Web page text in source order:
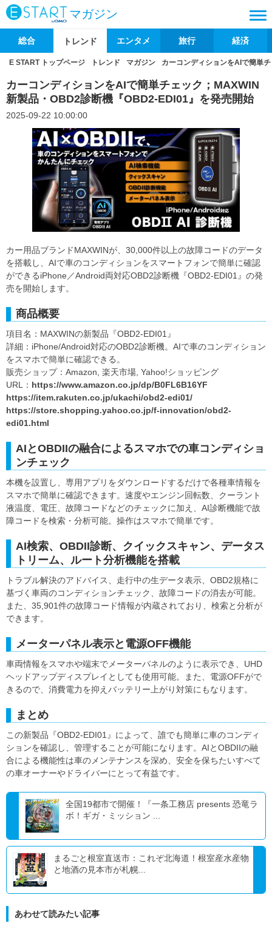
マガジン
総合 トレンド エンタメ 旅行 経済
E START トップページ トレンド マガジン カーコンディションをAIで簡単
カーコンディションをAIで簡単チェック；MAXWIN
新製品・OBD2診断機『OBD2-EDI01』を発売開始
2025-09-22 10:00:00
カー用品ブランドMAXWINが、30,000件以上の故障コードのデータ
を搭載し、AIで車のコンディションをスマートフォンで簡単に確認
ができるiPhone／Android両対応OBD2診断機『OBD2-EDI01』の発
売を開始します。
商品概要
項目名：MAXWINの新製品『OBD2-EDI01』
詳細：iPhone/Android対応のOBD2診断機。AIで車のコンディション
をスマホで簡単に確認できる。
販売ショップ：Amazon, 楽天市場, Yahoo!ショッピング
URL： https://www.amazon.co.jp/dp/B0FL6B16YF
https://item.rakuten.co.jp/ukachi/obd2-edi01/
https://store.shopping.yahoo.co.jp/f-innovation/obd2-
edi01.html
AIとOBDIIの融合によるスマホでの車コンディショ
ンチェック
本機を設置し、専用アプリをダウンロードするだけで各種車情報を
スマホで簡単に確認できます。速度やエンジン回転数、クーラント
液温度、電圧、故障コードなどのチェックに加え、AI診断機能で故
障コードを検索・分析可能。操作はスマホで簡単です。
AI検索、OBDII診断、クイックスキャン、データス
トリーム、ルート分析機能を搭載
トラブル解決のアドバイス、走行中の生データ表示、OBD2規格に
基づく車両のコンディションチェック、故障コードの消去が可能。
また、35,901件の故障コード情報が内蔵されており、検索と分析が
できます。
メーターパネル表示と電源OFF機能
車両情報をスマホや端末でメーターパネルのように表示でき、UHD
ヘッドアップディスプレイとしても使用可能。また、電源OFFがで
きるので、消費電力を抑えバッテリー上がり対策にもなります。
まとめ
この新製品『OBD2-EDI01』によって、誰でも簡単に車のコンディ
ションを確認し、管理することが可能になります。AIとOBDIIの融
合による機能性は車のメンテナンスを深め、安全を保ちたいすべて
の車オーナーやドライバーにとって有益です。
全国19都市で開催！『一条工務店 presents 恐竜ラ
ボ！ギガ・ミッション ...
まるごと根室直送市：これぞ北海道！根室産水産物
と地酒の見本市が札幌...
あわせて読みたい記事